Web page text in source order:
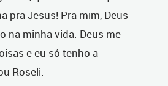
pra Jesus! Pra mim, Deus
na minha vida. Deus me
e eu só tenho a
Roseli.